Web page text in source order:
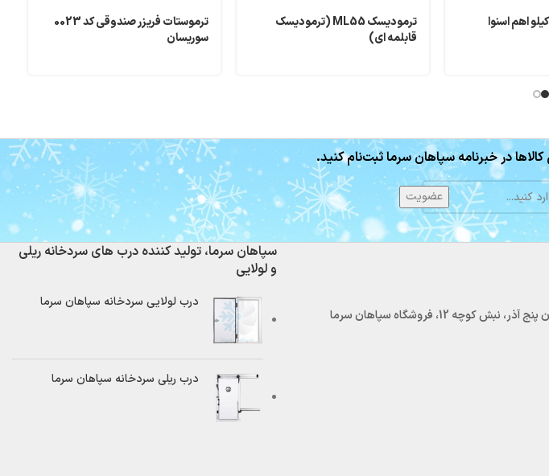
ترمودیسک ML55 (ترمودیسک
قابلمه ای)
ترموستات فریزر صندوقی کد 0023
سوریسان
در خبرنامه سپاهان سرما ثبت‌نام کنید.
12، فروشگاه سپاهان سرما
سپاهان سرما، تولید کننده درب های سردخانه ریلی
و لولایی
درب لولایی سردخانه سپاهان سرما
درب ریلی سردخانه سپاهان سرما